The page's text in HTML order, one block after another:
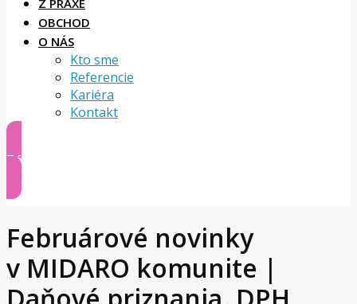
Z PRAXE
OBCHOD
O NÁS
Kto sme
Referencie
Kariéra
Kontakt
Zóna klienta
Februárové novinky
v MIDARO komunite |